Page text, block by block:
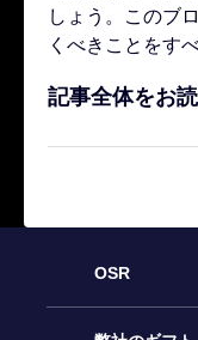
しょう。このブ
くべきことをす
記事全体をお
OSR